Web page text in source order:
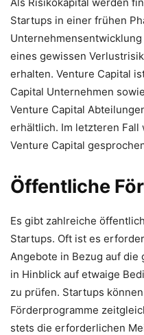
Startups in einer frühen
eines gewissen
erhalten. Venture Capital
Capital Unternehmen
Venture Capital
erhältlich. Im letzteren Fall
Venture Capital
Öffentliche
Es gibt zahlreiche
Startups. Oft ist es
Angebote in Bezug auf die
in Hinblick auf etwaige
zu prüfen. Startups
Förderprogramme
stets die erforderlichen